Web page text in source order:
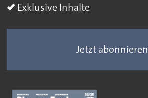
Exklusive Inhalte
Jetzt abonnieren